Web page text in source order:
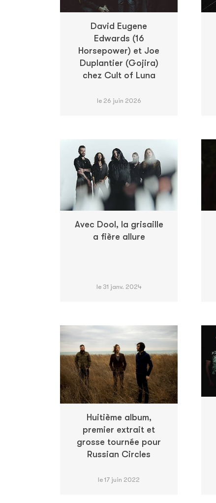
David Eugene
Edwards (16
Horsepower) et Joe
Duplantier (Gojira)
chez Cult of Luna
le 26 juin 2026
Avec Dool, la grisaille
a fière allure
le 31 janv. 2024
Huitième album,
premier extrait et
grosse tournée pour
Russian Circles
le 17 juin 2022